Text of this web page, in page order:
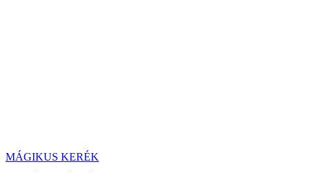
MÁGIKUS KERÉK